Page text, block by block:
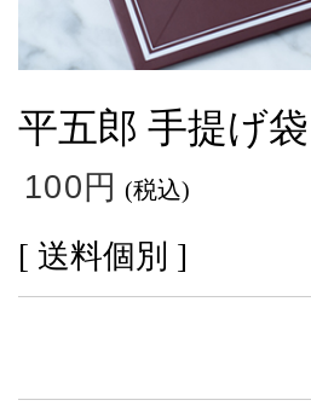
平五郎 手提げ
100円 (税込)
[ 送料個別 ]